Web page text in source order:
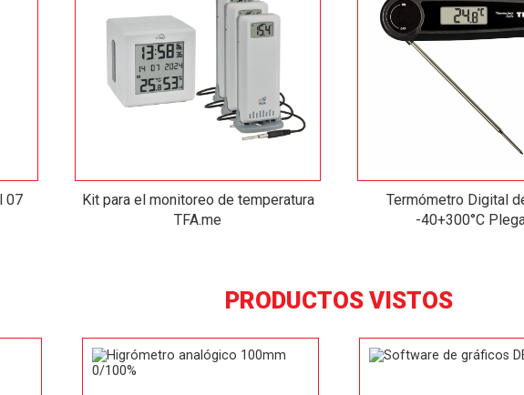
07
Kit para el monitoreo de temperatura
TFA.me
Termómetro Digital
-40+300°C
PRODUCTOS VISTOS